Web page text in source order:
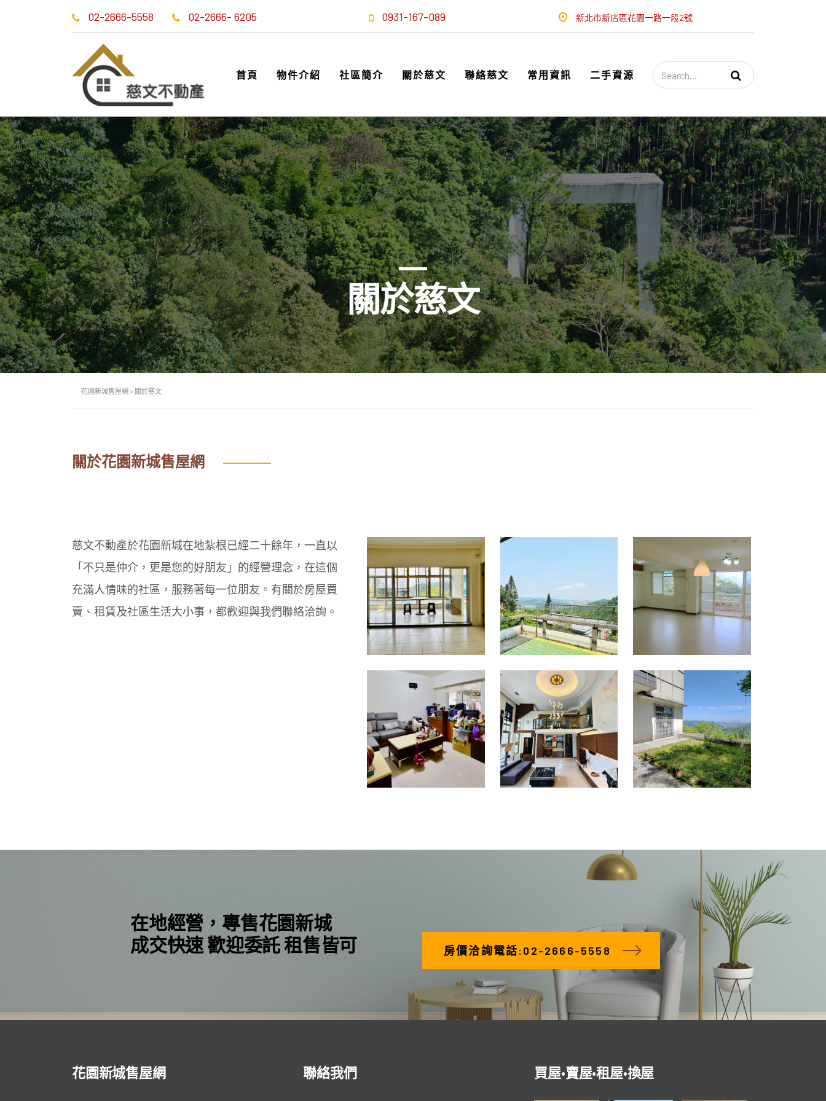
02-2666-5558 02-2666- 6205 0931-167-089 新北市新店區花園一路一段2號
首頁 物件介紹 社區簡介 關於慈文 聯絡慈文 常用資訊 二手資源
關於慈文
花園新城售屋網 > 關於慈文
關於花園新城售屋網
慈文不動產於花園新城在地紮根已經二十餘年，一直以
「不只是仲介，更是您的好朋友」的經營理念，在這個
充滿人情味的社區，服務著每一位朋友。有關於房屋買
賣、租賃及社區生活大小事，都歡迎與我們聯絡洽詢。
在地經營，專售花園新城
成交快速 歡迎委託 租售皆可
房價洽詢電話:02-2666-5558
花園新城售屋網 聯絡我們 買屋•賣屋•租屋•換屋